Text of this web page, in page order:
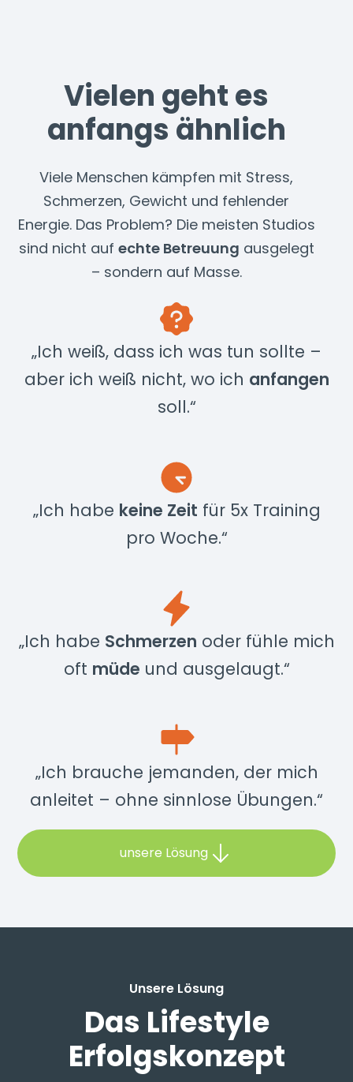
Vielen geht es
anfangs ähnlich
Viele Menschen kämpfen mit Stress,
Schmerzen, Gewicht und fehlender
Energie. Das Problem? Die meisten Studios
sind nicht auf echte Betreuung ausgelegt
– sondern auf Masse.
„Ich weiß, dass ich was tun sollte –
aber ich weiß nicht, wo ich anfangen
soll.“
„Ich habe keine Zeit für 5x Training
pro Woche.“
„Ich habe Schmerzen oder fühle mich
oft müde und ausgelaugt.“
„Ich brauche jemanden, der mich
anleitet – ohne sinnlose Übungen.“
unsere Lösung
Unsere Lösung
Das Lifestyle
Erfolgskonzept